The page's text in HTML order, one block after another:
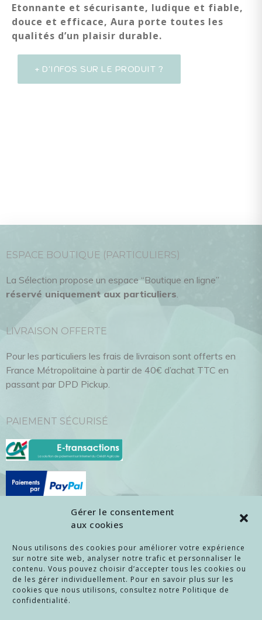
Gérer le consentement
aux cookies
Nous utilisons des cookies pour améliorer votre expérience
sur notre site web, analyser notre trafic et personnaliser le
contenu. Vous pouvez choisir d’accepter tous les cookies ou
de les gérer individuellement. Pour en savoir plus sur les
cookies que nous utilisons, consultez notre Politique de
confidentialité.
Etonnante et sécurisante, ludique et fiable,
douce et efficace, Aura porte toutes les
qualités d’un plaisir durable.
+ D'INFOS SUR LE PRODUIT ?
ESPACE BOUTIQUE (PARTICULIERS)
La Sélection propose un espace “Boutique en ligne”
réservé uniquement aux particuliers
LIVRAISON OFFERTE
Pour les particuliers les frais de livraison sont offerts en
France Métropolitaine à partir de 40€ d’achat TTC en
passant par DPD Pickup.
PAIEMENT SÉCURISÉ
Pour lesentrepriseset lesrevendeursintéressés par nos
objets, merci denous contacter!